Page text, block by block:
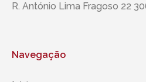
R. António Lima Fragoso 22
Navegação